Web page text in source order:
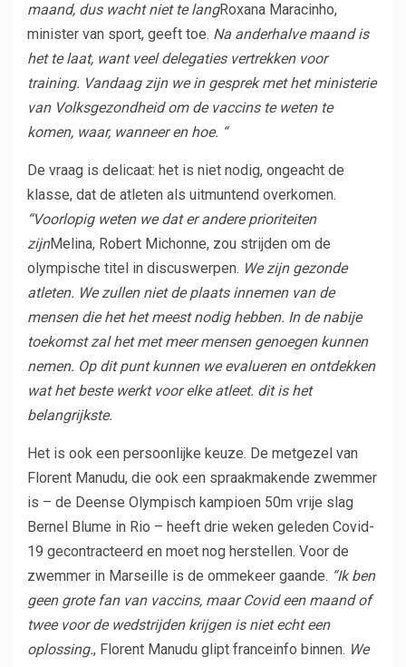
maand, dus wacht niet te langRoxana Maracinho,
minister van sport, geeft toe. Na anderhalve maand is
het te laat, want veel delegaties vertrekken voor
training. Vandaag zijn we in gesprek met het ministerie
van Volksgezondheid om de vaccins te weten te
komen, waar, wanneer en hoe. “
De vraag is delicaat: het is niet nodig, ongeacht de
klasse, dat de atleten als uitmuntend overkomen.
“Voorlopig weten we dat er andere prioriteiten
zijnMelina, Robert Michonne, zou strijden om de
olympische titel in discuswerpen. We zijn gezonde
atleten. We zullen niet de plaats innemen van de
mensen die het het meest nodig hebben. In de nabije
toekomst zal het met meer mensen genoegen kunnen
nemen. Op dit punt kunnen we evalueren en ontdekken
wat het beste werkt voor elke atleet. dit is het
belangrijkste. ​
Het is ook een persoonlijke keuze. De metgezel van
Florent Manudu, die ook een spraakmakende zwemmer
is – de Deense Olympisch kampioen 50m vrije slag
Bernel Blume in Rio – heeft drie weken geleden Covid-
19 gecontracteerd en moet nog herstellen. Voor de
zwemmer in Marseille is de ommekeer gaande. “Ik ben
geen grote fan van vaccins, maar Covid een maand of
twee voor de wedstrijden krijgen is niet echt een
oplossing., Florent Manudu glipt franceinfo binnen. We